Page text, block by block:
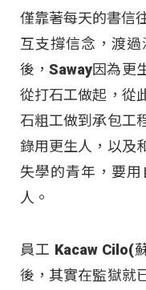
僅靠著每天的書信
互支撐信念，渡
後，Saway因為更
從打石工做起，從
石粗工做到承包工
錄用更生人，以及
失學的青年，要
人。
員工 Kacaw Cilo(
後，其實在監獄就